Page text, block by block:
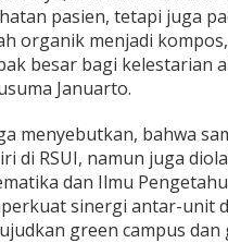
pasien, tetapi juga
organik menjadi
besar bagi kelestarian
Januarto.
menyebutkan, bahwa
di RSUI, namun juga
dan Ilmu
sinergi antar-unit
green campus dan